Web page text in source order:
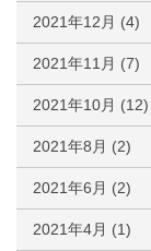
2021年12月 (4)
2021年11月 (7)
2021年10月 (12)
2021年8月 (2)
2021年6月 (2)
2021年4月 (1)